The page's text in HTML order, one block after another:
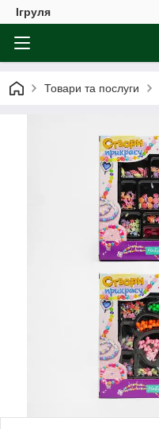
Ігруля
Товари та послуги